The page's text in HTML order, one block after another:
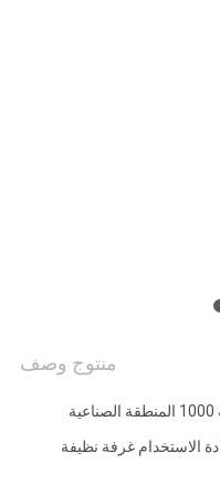
منتوج وصف
الاستخدام غرفة نظيفة